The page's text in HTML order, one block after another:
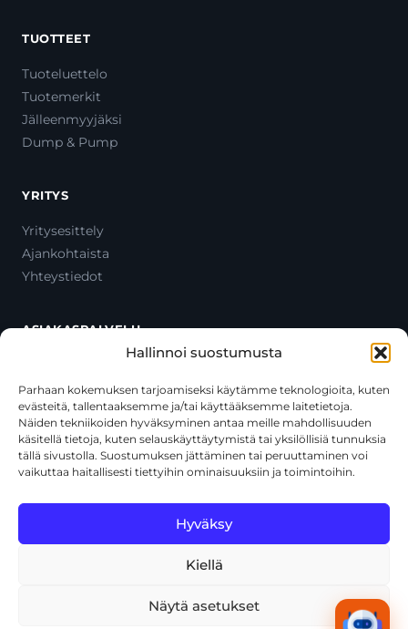
Hallinnoi suostumusta
Parhaan kokemuksen tarjoamiseksi käytämme teknologioita, kuten
evästeitä, tallentaaksemme ja/tai käyttääksemme laitetietoja.
Näiden tekniikoiden hyväksyminen antaa meille mahdollisuuden
käsitellä tietoja, kuten selauskäyttäytymistä tai yksilöllisiä tunnuksia
tällä sivustolla. Suostumuksen jättäminen tai peruuttaminen voi
vaikuttaa haitallisesti tiettyihin ominaisuuksiin ja toimintoihin.
Hyväksy
Kiellä
Näytä asetukset
TUOTTEET
Tuoteluettelo
Tuotemerkit
Jälleenmyyjäksi
Dump & Pump
YRITYS
Yritysesittely
Ajankohtaista
Yhteystiedot
ASIAKASPALVELU
Oma tili
Maksutavat
Toimitustavat
Usein kysytyt kysymykset
+358 44 270 3795
asiakaspalvelu@toolcat.fi
Käyttöehdot
Tekoälyn käyttö